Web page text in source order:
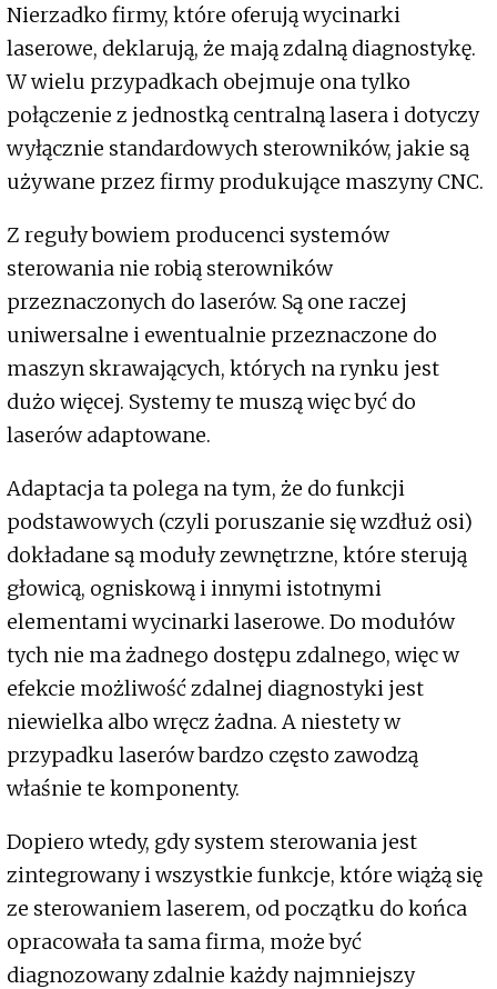
Nierzadko firmy, które oferują wycinarki
laserowe, deklarują, że mają zdalną diagnostykę.
W wielu przypadkach obejmuje ona tylko
połączenie z jednostką centralną lasera i dotyczy
wyłącznie standardowych sterowników, jakie są
używane przez firmy produkujące maszyny CNC.
Z reguły bowiem producenci systemów
sterowania nie robią sterowników
przeznaczonych do laserów. Są one raczej
uniwersalne i ewentualnie przeznaczone do
maszyn skrawających, których na rynku jest
dużo więcej. Systemy te muszą więc być do
laserów adaptowane.
Adaptacja ta polega na tym, że do funkcji
podstawowych (czyli poruszanie się wzdłuż osi)
dokładane są moduły zewnętrzne, które sterują
głowicą, ogniskową i innymi istotnymi
elementami wycinarki laserowe. Do modułów
tych nie ma żadnego dostępu zdalnego, więc w
efekcie możliwość zdalnej diagnostyki jest
niewielka albo wręcz żadna. A niestety w
przypadku laserów bardzo często zawodzą
właśnie te komponenty.
Dopiero wtedy, gdy system sterowania jest
zintegrowany i wszystkie funkcje, które wiążą się
ze sterowaniem laserem, od początku do końca
opracowała ta sama firma, może być
diagnozowany zdalnie każdy najmniejszy